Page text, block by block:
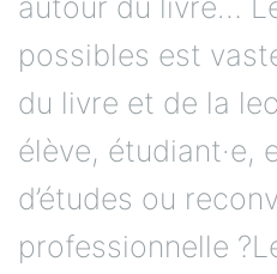
possibles est
du livre et de la
élève, étudiant·e,
d’études ou
professionnelle